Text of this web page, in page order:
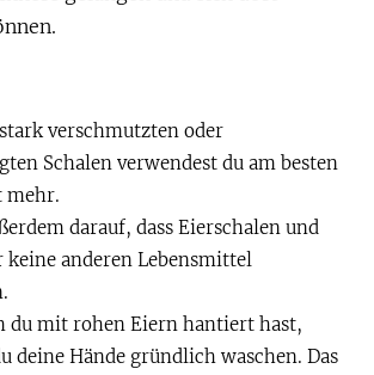
verschmutzten oder
Schalen verwendest du am besten
mehr.
darauf, dass Eierschalen und
keine anderen Lebensmittel
du mit rohen Eiern hantiert hast,
deine Hände gründlich waschen. Das